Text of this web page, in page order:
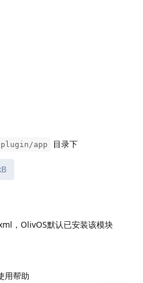
app 目录下
，OlivOS默认已安装该模块
用帮助